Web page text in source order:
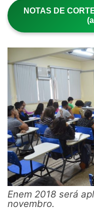
NOTAS DE
Enem 2018 será
novembro.